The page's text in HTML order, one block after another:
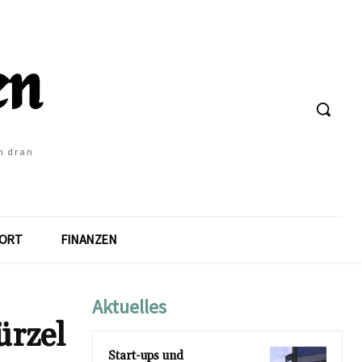
dran
FINANZEN
Aktuelles
Start-ups und